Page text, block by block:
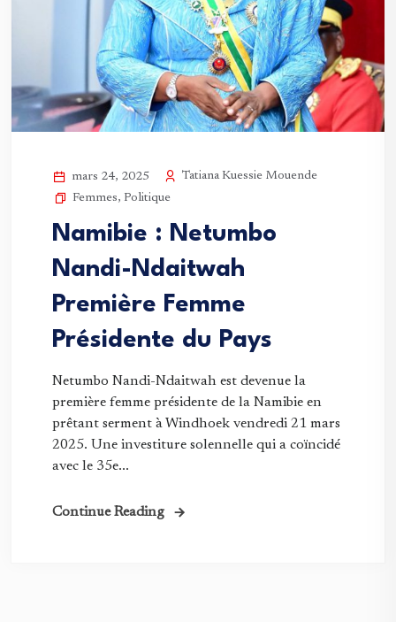
mars 24, 2025
Tatiana Kuessie Mouende
Femmes, Politique
Namibie : Netumbo
Nandi-Ndaitwah
Première Femme
Présidente du Pays
Netumbo Nandi-Ndaitwah est devenue la
première femme présidente de la Namibie en
prêtant serment à Windhoek vendredi 21 mars
2025. Une investiture solennelle qui a coïncidé
avec le 35e...
Continue Reading